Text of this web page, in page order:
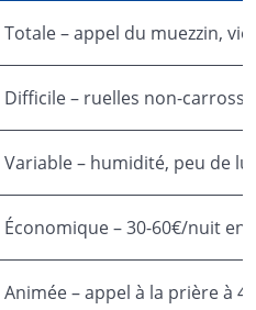
Totale – appel du muezzin,
Difficile – ruelles non-
Variable – humidité, peu de
Économique – 30-60€/nuit
Animée – appel à la prière à